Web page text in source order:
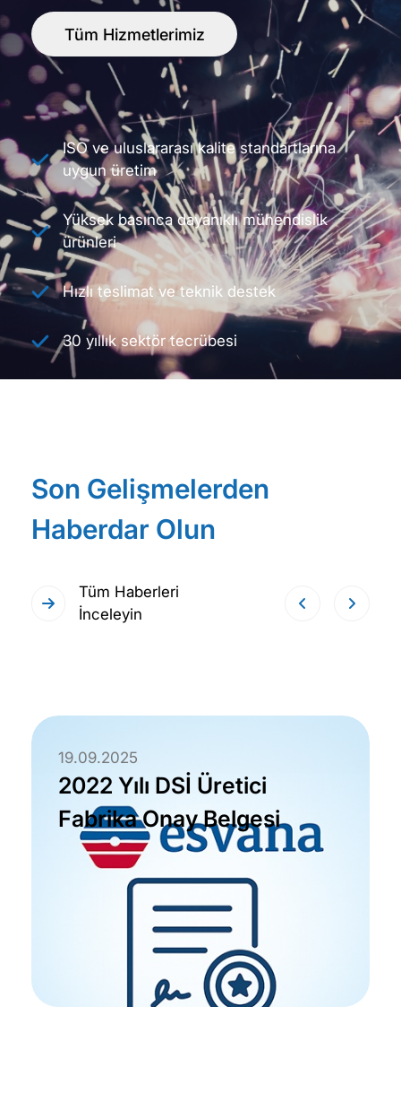
Tüm Hizmetlerimiz
ISO ve uluslararası kalite standartlarına
uygun üretim
Yüksek basınca dayanıklı mühendislik
ürünleri
Hızlı teslimat ve teknik destek
30 yıllık sektör tecrübesi
Son Gelişmelerden
Haberdar Olun
Tüm Haberleri
İnceleyin
19.09.2025
2022 Yılı DSİ Üretici
Fabrika Onay Belgesi